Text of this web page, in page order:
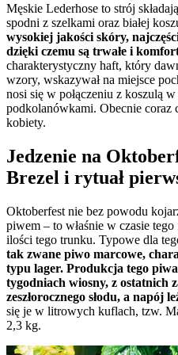
Męskie Lederhose to strój
spodni z szelkami oraz białej
wysokiej jakości skóry,
dzięki czemu są trwałe i
charakterystyczny haft, który
wzory, wskazywał na miejsce
nosi się w połączeniu z koszulą
podkolanówkami. Obecnie coraz
kobiety.
Jedzenie na
Brezel i rytuał
Oktoberfest nie bez powodu
piwem – to właśnie w czasie
ilości tego trunku. Typowe dla
tak zwane piwo marcowe,
typu lager. Produkcja tego
tygodniach wiosny, z ostatnich
zeszłorocznego słodu, a napój
się je w litrowych kuflach, tzw.
2,3 kg.